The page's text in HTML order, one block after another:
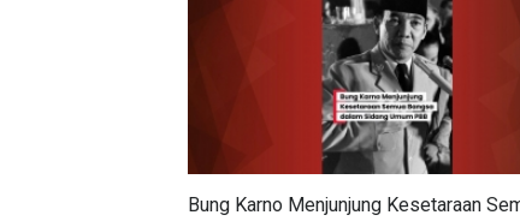
Bung Karno Menjunjung Kesetaraan